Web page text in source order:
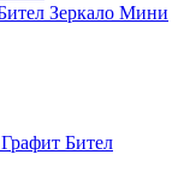
Зеркало Мини
Бител